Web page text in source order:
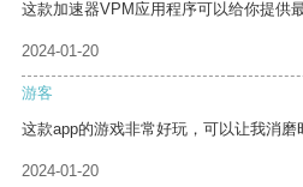
这款加速器VPM应用程序可以给你提供
2024-01-20
游客
这款app的游戏非常好玩，可以让我消磨
2024-01-20